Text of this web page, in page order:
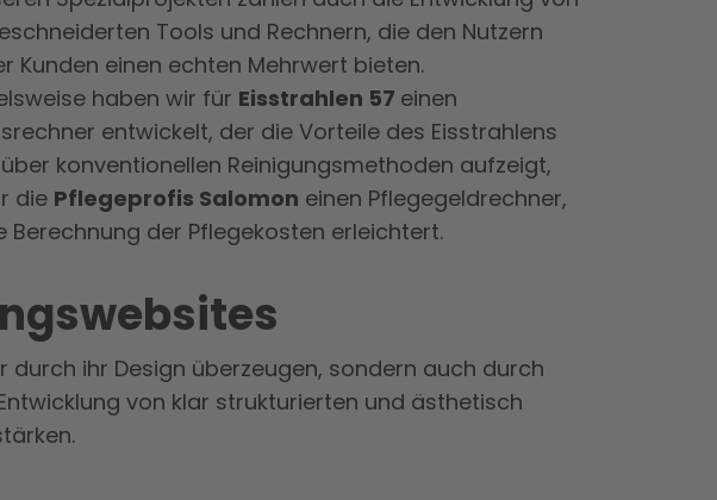
Tools und Rechnern, die den Nutzern
Kunden einen echten Mehrwert bieten.
haben wir für Eisstrahlen 57 einen
entwickelt, der die Vorteile des Eisstrahlens
konventionellen Reinigungsmethoden aufzeigt,
die Pflegeprofis Salomon einen Pflegegeldrechner,
Berechnung der Pflegekosten erleichtert.
ihr Design überzeugen, sondern auch durch
von klar strukturierten und ästhetisch